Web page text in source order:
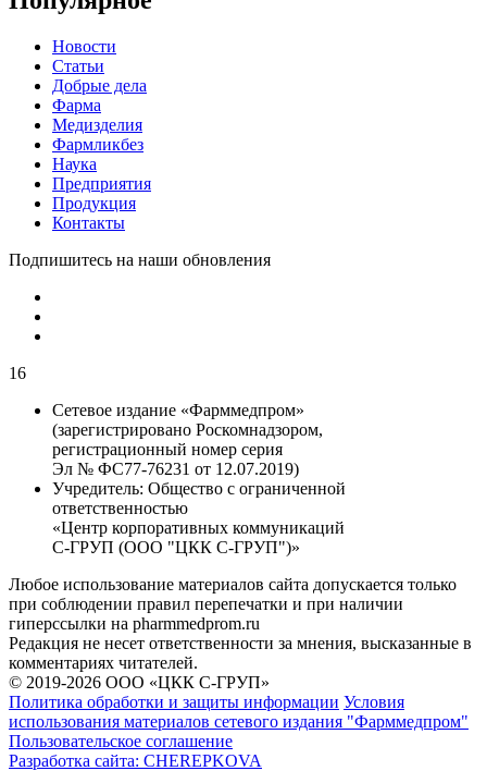
Новости
Статьи
Добрые дела
Фарма
Медизделия
Фармликбез
Наука
Предприятия
Продукция
Контакты
Подпишитесь на наши обновления
16
Сетевое издание «Фарммедпром»
(зарегистрировано Роскомнадзором,
регистрационный номер серия
Эл № ФС77-76231 от 12.07.2019)
Учредитель: Общество с ограниченной
ответственностью
«Центр корпоративных коммуникаций
С-ГРУП (ООО "ЦКК С-ГРУП")»
Любое использование материалов сайта допускается только
при соблюдении правил перепечатки и при наличии
гиперссылки на pharmmedprom.ru
Редакция не несет ответственности за мнения, высказанные в
комментариях читателей.
© 2019-2026 ООО «ЦКК С-ГРУП»
Политика обработки и защиты информации Условия
использования материалов сетевого издания "Фарммедпром"
Пользовательское соглашение
Разработка сайта: CHEREPKOVA